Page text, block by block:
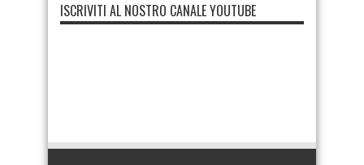
ISCRIVITI AL NOSTRO CANALE YOUTUBE